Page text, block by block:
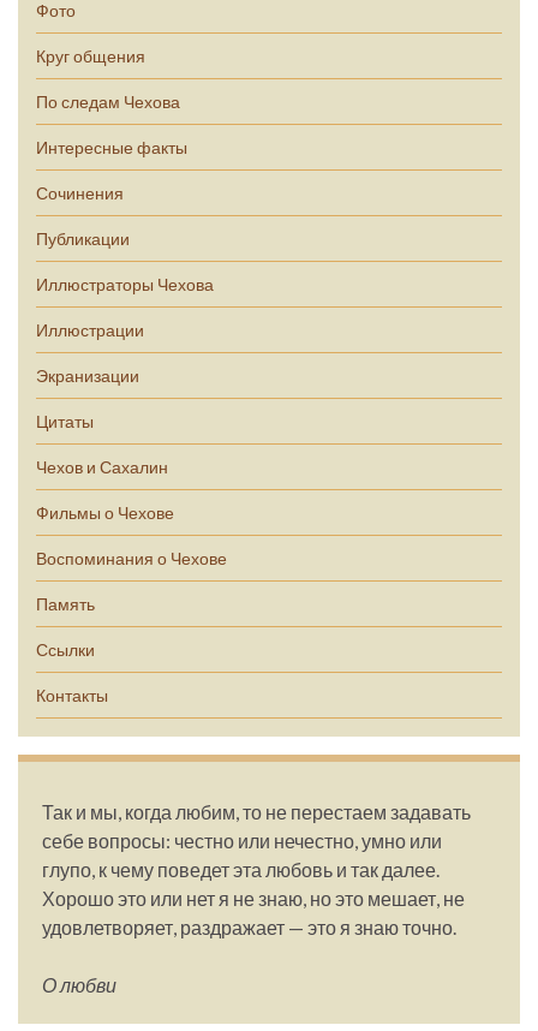
Фото
Круг общения
По следам Чехова
Интересные факты
Сочинения
Публикации
Иллюстраторы Чехова
Иллюстрации
Экранизации
Цитаты
Чехов и Сахалин
Фильмы о Чехове
Воспоминания о Чехове
Память
Ссылки
Контакты
Так и мы, когда любим, то не перестаем задавать
себе вопросы: честно или нечестно, умно или
глупо, к чему поведет эта любовь и так далее.
Хорошо это или нет я не знаю, но это мешает, не
удовлетворяет, раздражает — это я знаю точно.
О любви